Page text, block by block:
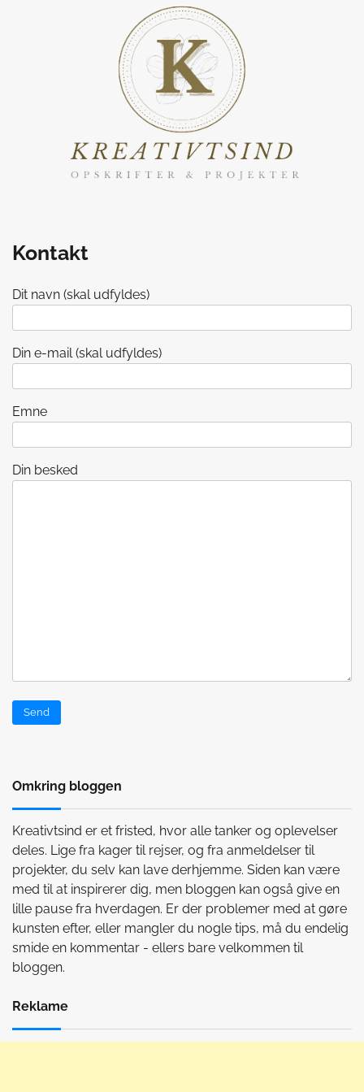
Kontakt
Dit navn (skal udfyldes)
Din e-mail (skal udfyldes)
Emne
Din besked
Omkring bloggen
Kreativtsind er et fristed, hvor alle tanker og oplevelser
deles. Lige fra kager til rejser, og fra anmeldelser til
projekter, du selv kan lave derhjemme. Siden kan være
med til at inspirerer dig, men bloggen kan også give en
lille pause fra hverdagen. Er der problemer med at gøre
kunsten efter, eller mangler du nogle tips, må du endelig
smide en kommentar - ellers bare velkommen til
bloggen.
Reklame